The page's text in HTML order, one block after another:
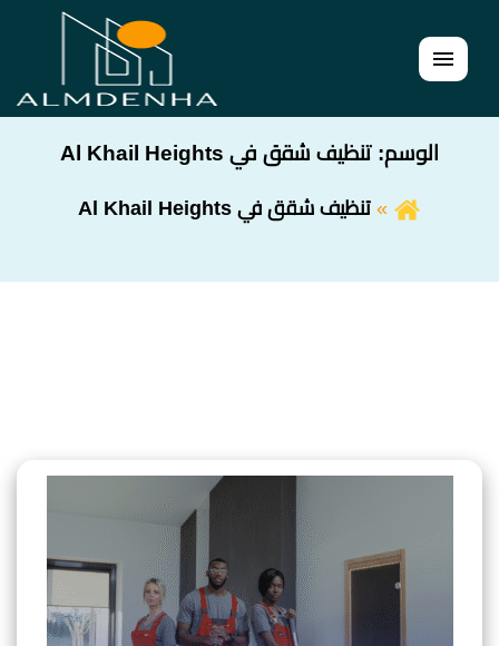
القائمة
الوسم: تنظيف شقق في Al Khail Heights
تنظيف شقق في Al Khail Heights